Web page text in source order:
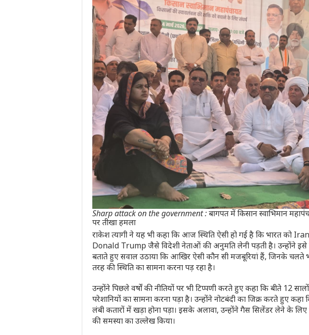
Sharp attack on the government : बागपत में किसान स्वाभिमान
पर तीखा हमला
राकेश त्यागी ने यह भी कहा कि आज स्थिति ऐसी हो गई है कि भारत को Iran
Donald Trump जैसे विदेशी नेताओं की अनुमति लेनी पड़ती है। उन्होंने
बताते हुए सवाल उठाया कि आखिर ऐसी कौन सी मजबूरियां हैं, जिनके चलते
तरह की स्थिति का सामना करना पड़ रहा है।
उन्होंने पिछले वर्षों की नीतियों पर भी टिप्पणी करते हुए कहा कि बीते 12
परेशानियों का सामना करना पड़ा है। उन्होंनेनोटबंदीका जिक्र करते हुए कहा
लंबी कतारों में खड़ा होना पड़ा। इसके अलावा, उन्होंने गैस सिलेंडर लेने के
की समस्या का उल्लेख किया।